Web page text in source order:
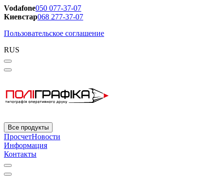
Vodafone050 077-37-07
Киевстар068 277-37-07
Пользовательское соглашение
RUS
Все продукты
ПросчетНовости
Информация
Контакты